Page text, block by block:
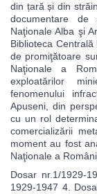
din țară și din
documentare
Naţionale Alba şi
Biblioteca
de promiţătoare
Naţionale a
exploatărilor
fenomenului
Apuseni, din
cu un rol
comercializării
moment au fost
Naţionale a
Dosar nr.1/1929-
1929-1947 4.